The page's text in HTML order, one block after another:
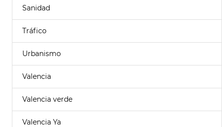
Sanidad
Tráfico
Urbanismo
Valencia
Valencia verde
Valencia Ya